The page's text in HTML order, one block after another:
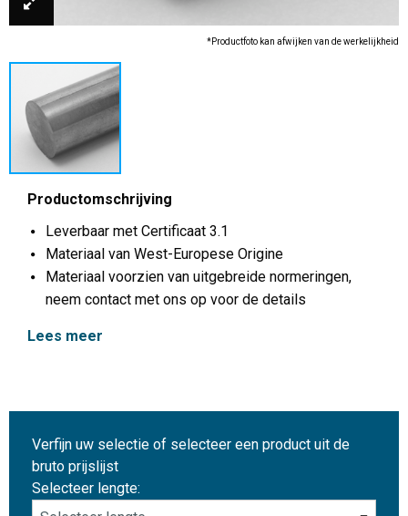
*Productfoto kan afwijken van de werkelijkheid
Productomschrijving
Leverbaar met Certificaat 3.1
Materiaal van West-Europese Origine
Materiaal voorzien van uitgebreide normeringen,
neem contact met ons op voor de details
Lees meer
Verfijn uw selectie of selecteer een product uit de
bruto prijslijst
Selecteer lengte: